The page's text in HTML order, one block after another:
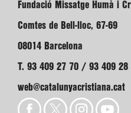
Fundació Missatge Humà i
Comtes de Bell-lloc, 67-69
08014 Barcelona
T. 93 409 27 70 / 93 409 28
web@catalunyacristiana.cat